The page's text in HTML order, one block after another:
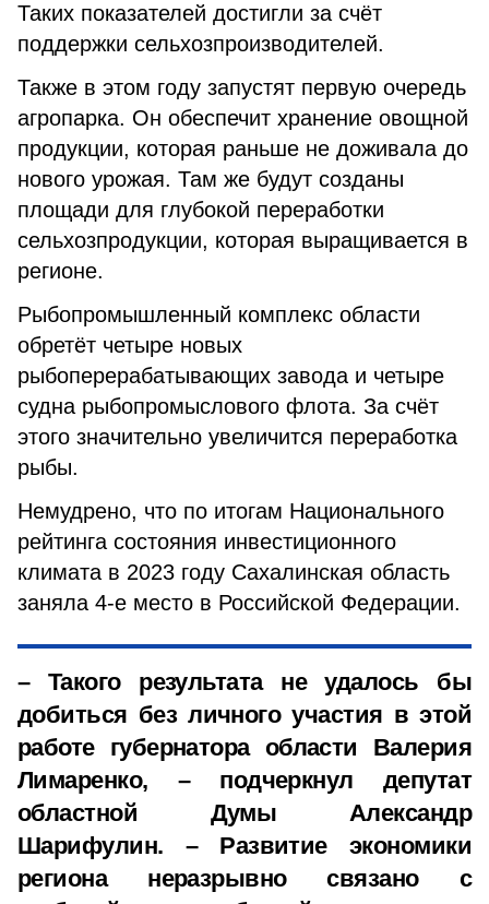
Таких показателей достигли за счёт
поддержки сельхозпроизводителей.
Также в этом году запустят первую очередь
агропарка. Он обеспечит хранение овощной
продукции, которая раньше не доживала до
нового урожая. Там же будут созданы
площади для глубокой переработки
сельхозпродукции, которая выращивается в
регионе.
Рыбопромышленный комплекс области
обретёт четыре новых
рыбоперерабатывающих завода и четыре
судна рыбопромыслового флота. За счёт
этого значительно увеличится переработка
рыбы.
Немудрено, что по итогам Национального
рейтинга состояния инвестиционного
климата в 2023 году Сахалинская область
заняла 4-е место в Российской Федерации.
– Такого результата не удалось бы
добиться без личного участия в этой
работе губернатора области Валерия
Лимаренко, – подчеркнул депутат
областной Думы Александр
Шарифулин. – Развитие экономики
региона неразрывно связано с